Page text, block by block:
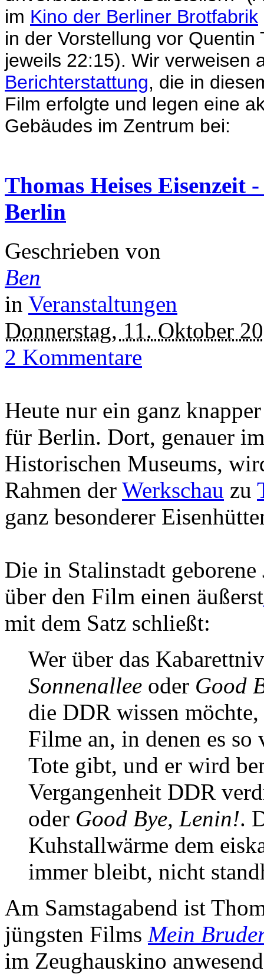
im Kino der Berliner Brotfabrik
in der Vorstellung vor Quentin
jeweils 22:15). Wir verweisen
Berichterstattung, die in
Film erfolgte und legen eine
Gebäudes im Zentrum bei:
Thomas Heises Eisenzeit
Berlin
Geschrieben von
Ben
in Veranstaltungen
Donnerstag, 11. Oktober
2 Kommentare
Heute nur ein ganz
für Berlin. Dort, genauer
Historischen Museums,
Rahmen der Werkschau zu
ganz besonderer
Die in Stalinstadt
über den Film einen äußerst
mit dem Satz schließt:
Wer über das
Sonnenallee oder Good
die DDR wissen möchte,
Filme an, in denen es
Tote gibt, und er wird
Vergangenheit DDR
oder Good Bye, Lenin!.
Kuhstallwärme dem
immer bleibt, nicht
Am Samstagabend ist
jüngsten Films Mein
im Zeughauskino